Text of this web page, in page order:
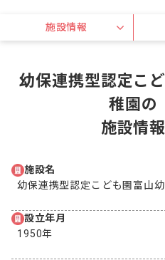
施設情報
幼保連携型認定こ
稚園の
施設情報
施設名
幼保連携型認定こども園富山
設立年月
1950年